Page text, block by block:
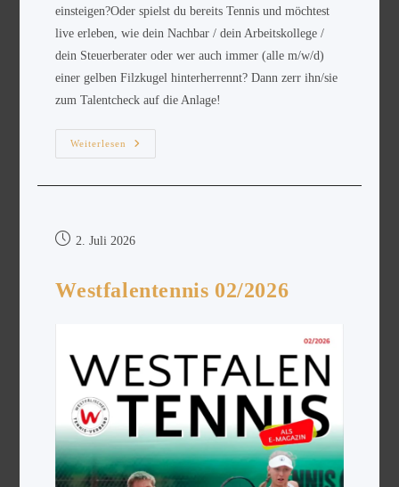
einsteigen?Oder spielst du bereits Tennis und möchtest
live erleben, wie dein Nachbar / dein Arbeitskollege /
dein Steuerberater oder wer auch immer (alle m/w/d)
einer gelben Filzkugel hinterherrennt? Dann zerr ihn/sie
zum Talentcheck auf die Anlage!
Weiterlesen
2. Juli 2026
Westfalentennis 02/2026